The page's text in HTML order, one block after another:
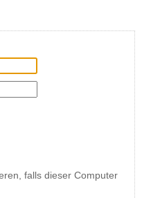
falls dieser Computer